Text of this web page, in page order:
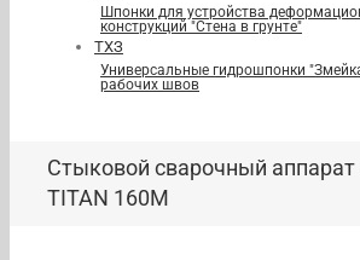
Шпонки для устройства
конструкций "Стена в грунте"
ТХЗ
Универсальные гидрошпонки
рабочих швов
Стыковой сварочный аппарат
TITAN 160M